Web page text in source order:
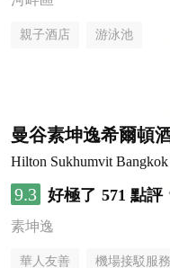
親子酒店 游泳池
曼谷素坤逸希爾頓
Hilton Sukhumvit Bangkok
9.3 好極了 571 點評
素坤逸
華人友善 機場接駁服務